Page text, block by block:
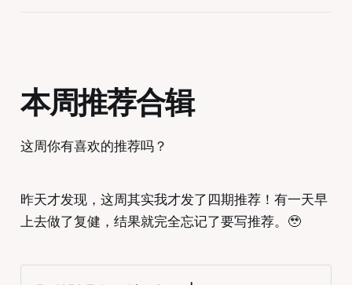
本周推荐合辑
这周你有喜欢的推荐吗？
昨天才发现，这周其实我才发了四期推荐！有一天早
上去做了复健，结果就完全忘记了要写推荐。🥹